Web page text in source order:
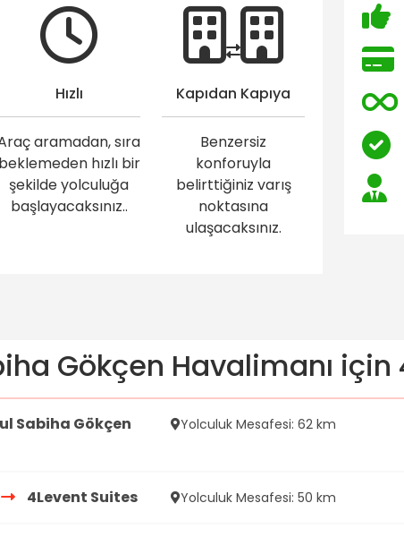
Hızlı
aramadan, sıra
beklemeden hızlı bir
şekilde yolculuğa
başlayacaksınız..
Kapıdan Kapıya
Benzersiz
konforuyla
belirttiğiniz varış
noktasına
ulaşacaksınız.
Gökçen Havalimanı için
Sabiha Gökçen
Yolculuk Mesafesi: 62 km
4Levent Suites Yolculuk Mesafesi: 50 km